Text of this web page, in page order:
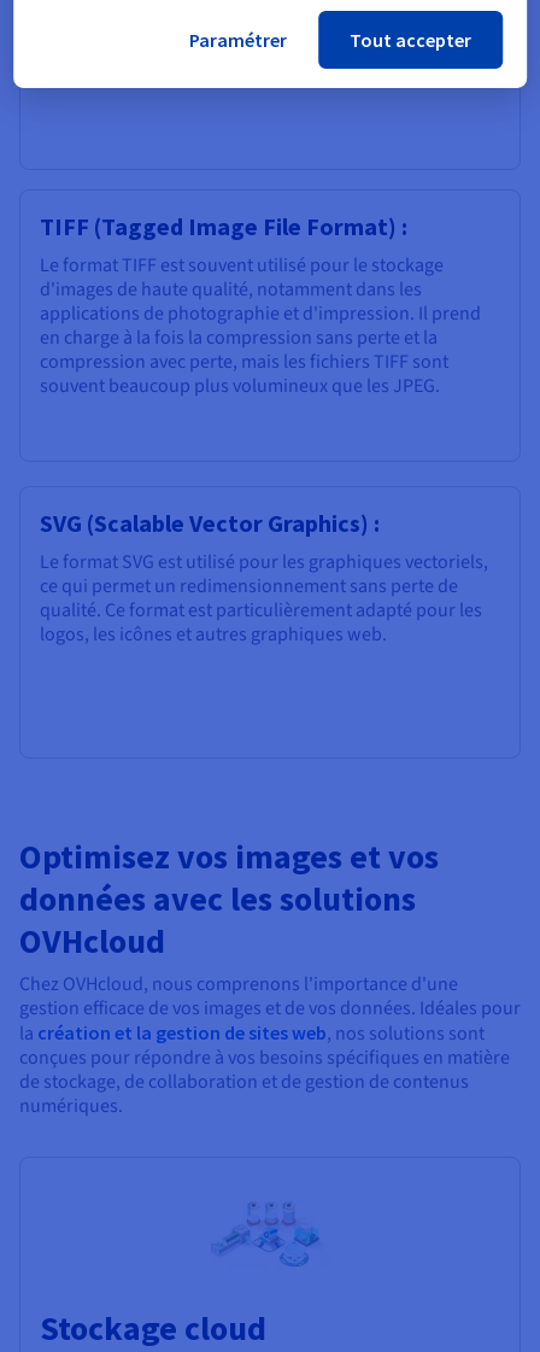
utilisé pour les brochures, les affiches ou d'autres
documents qui nécessitent un format fixe.
TIFF (Tagged Image File Format) :
Le format TIFF est souvent utilisé pour le stockage
d'images de haute qualité, notamment dans les
applications de photographie et d'impression. Il prend
en charge à la fois la compression sans perte et la
compression avec perte, mais les fichiers TIFF sont
souvent beaucoup plus volumineux que les JPEG.
SVG (Scalable Vector Graphics) :
Le format SVG est utilisé pour les graphiques vectoriels,
ce qui permet un redimensionnement sans perte de
qualité. Ce format est particulièrement adapté pour les
logos, les icônes et autres graphiques web.
Optimisez vos images et vos
données avec les solutions
OVHcloud
Chez OVHcloud, nous comprenons l'importance d'une
gestion efficace de vos images et de vos données. Idéales pour
la création et la gestion de sites web, nos solutions sont
conçues pour répondre à vos besoins spécifiques en matière
de stockage, de collaboration et de gestion de contenus
numériques.
Stockage cloud
Paramétrer Tout accepter